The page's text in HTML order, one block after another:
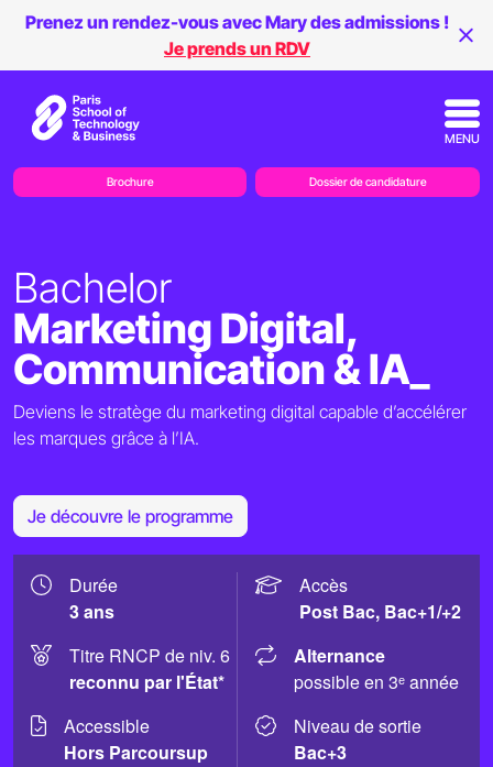
Bachelor
Marketing Digital,
Communication & IA_
Deviens le stratège du marketing digital capable d’accélérer
les marques grâce à l’IA.
Je découvre le programme
Durée
3 ans
Titre RNCP de niv. 6
reconnu par l'État*
Accessible
Hors Parcoursup
Accès
Post Bac, Bac+1/+2
Alternance
possible en 3ᵉ année
Niveau de sortie
Bac+3
Prenez un rendez-vous avec Mary des admissions !
Je prends un RDV
MENU
Brochure Dossier de candidature